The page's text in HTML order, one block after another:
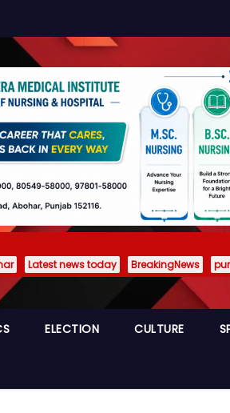
Latest news today BreakingNews
ELECTION CULTURE